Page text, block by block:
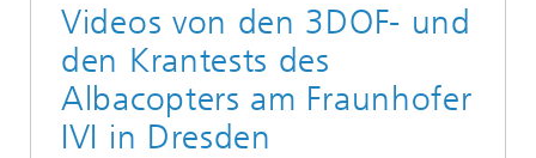
Videos von den 3DOF- und
den Krantests des
Albacopters am Fraunhofer
IVI in Dresden